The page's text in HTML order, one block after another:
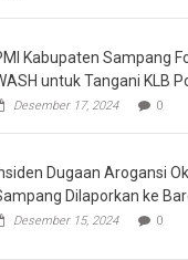
Kabupaten Sampang
untuk Tangani KLB
Desember 17, 2024 0
Dugaan Arogansi
Dilaporkan ke
Desember 15, 2024 0